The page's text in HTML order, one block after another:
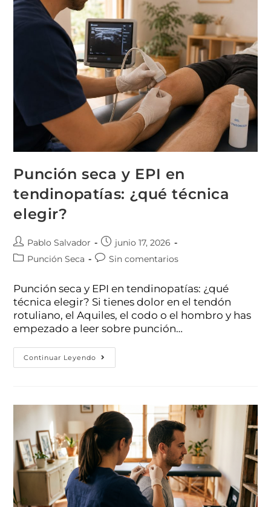
Punción seca y EPI en
tendinopatías: ¿qué técnica
elegir?
Pablo Salvador
junio 17, 2026
Punción Seca
Sin comentarios
Punción seca y EPI en tendinopatías: ¿qué
técnica elegir? Si tienes dolor en el tendón
rotuliano, el Aquiles, el codo o el hombro y has
empezado a leer sobre punción…
Continuar Leyendo